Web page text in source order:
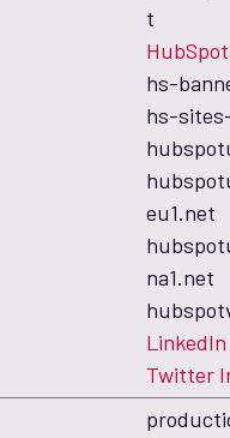
t
HubSpot
hs-
hs-
eu1.net
na1.net
LinkedIn
Twitter